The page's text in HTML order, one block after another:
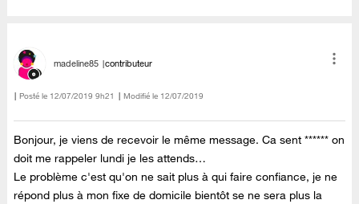
madeline85 contributeur
Posté le ‎12/07/2019 9h21 Modifié le 12/07/2019
Bonjour, je viens de recevoir le même message. Ca sent ****** on
doit me rappeler lundi je les attends…
Le problème c'est qu'on ne sait plus à qui faire confiance, je ne
répond plus à mon fixe de domicile bientôt se ne sera plus la